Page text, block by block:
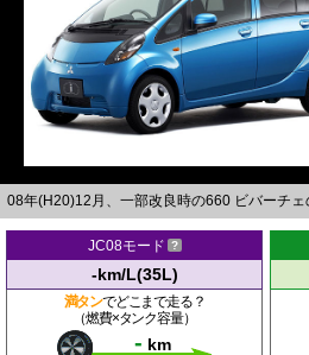
08年(H20)12月、一部改良時の660 ビバーチェ
JC08モード
-km/L(35L)
満タンでどこまで走る？
（燃費×タンク容量）
- km